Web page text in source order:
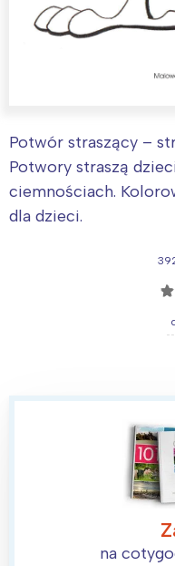
Potwór straszący –
Potwory straszą
ciemnościach.
dla dzieci.
☆
na